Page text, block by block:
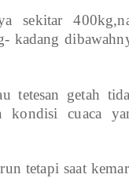
sekitar
kadang
tetesan getah
cuaca
tetapi saat